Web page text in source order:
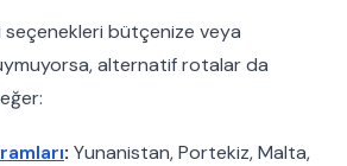
bütçenize veya
alternatif rotalar da
: Yunanistan, Portekiz, Malta,